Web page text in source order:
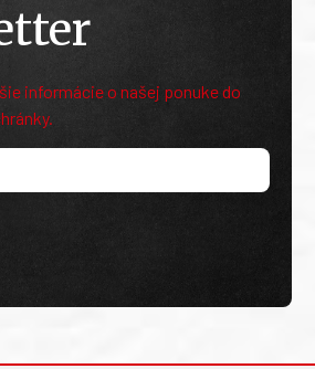
informácie o našej ponuke do